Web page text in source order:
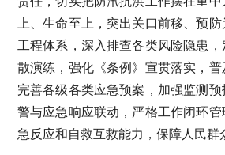
上、生命至上，突出关口前移、预
工程体系，深入排查各类风险隐患
散演练，强化《条例》宣贯落实，
完善各级各类应急预案，加强监测
警与应急响应联动，严格工作闭环
急反应和自救互救能力，保障人民群